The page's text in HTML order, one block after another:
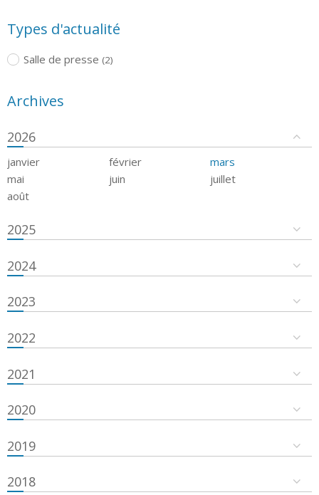
Types d'actualité
Salle de presse (2)
Archives
2026
janvier février
mars
mai
juin
juillet
août
2025
2024
2023
2022
2021
2020
2019
2018